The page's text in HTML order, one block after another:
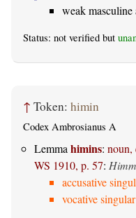
weak masculine
Status: not verified but
↑ Token: himin
Codex Ambrosianus A
Lemma himins: noun,
WS 1910, p. 57:
accusative
vocative singular